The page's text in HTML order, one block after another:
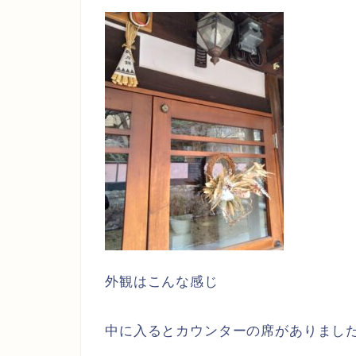
外観はこんな感じ
中に入るとカウンターの席がありまし